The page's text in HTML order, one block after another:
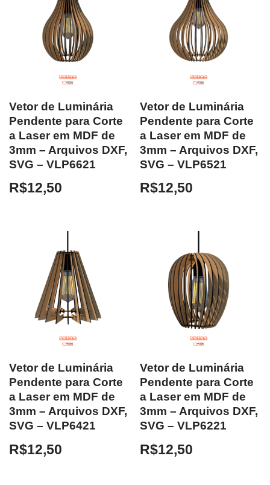
Vetor de Luminária
Pendente para Corte
a Laser em MDF de
3mm – Arquivos DXF,
SVG – VLP6621
R$12,50
Vetor de Luminária
Pendente para Corte
a Laser em MDF de
3mm – Arquivos DXF,
SVG – VLP6521
R$12,50
Vetor de Luminária
Pendente para Corte
a Laser em MDF de
3mm – Arquivos DXF,
SVG – VLP6421
R$12,50
Vetor de Luminária
Pendente para Corte
a Laser em MDF de
3mm – Arquivos DXF,
SVG – VLP6221
R$12,50